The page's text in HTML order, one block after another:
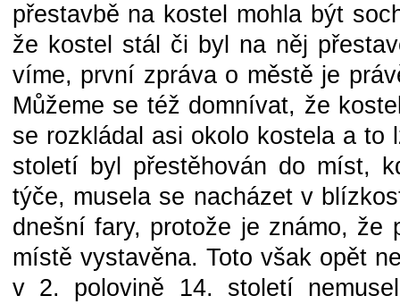
přestavbě na kostel mohla být
že kostel stál či byl na něj
víme, první zpráva o městě je
Můžeme se též domnívat, že
se rozkládal asi okolo kostela a
století byl přestěhován do míst,
týče, musela se nacházet v
dnešní fary, protože je známo, že
místě vystavěna. Toto však opět
v 2. polovině 14. století